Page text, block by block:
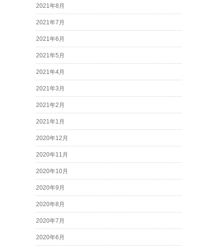
2021年8月
2021年7月
2021年6月
2021年5月
2021年4月
2021年3月
2021年2月
2021年1月
2020年12月
2020年11月
2020年10月
2020年9月
2020年8月
2020年7月
2020年6月